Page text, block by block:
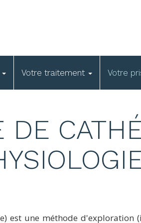
Votre traitement Votre
DE
est une méthode